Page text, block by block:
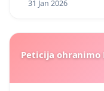
31 Jan 2026
Peticija ohranimo